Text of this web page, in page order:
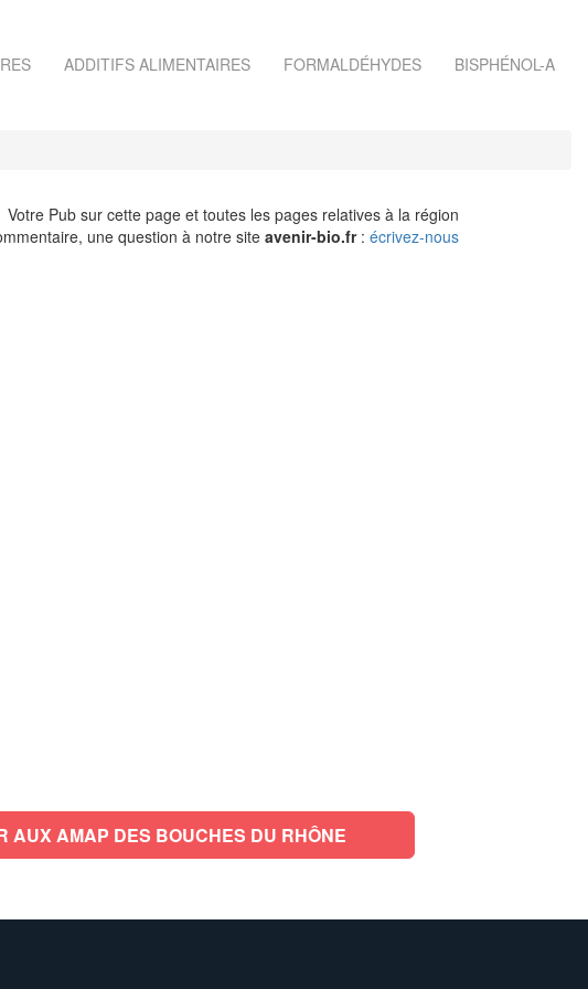
ADDITIFS ALIMENTAIRES FORMALDÉHYDES BISPHÉNOL-A
Votre Pub sur cette page et toutes les pages relatives à la région
une question à notre siteavenir-bio.fr: écrivez-nous
AUX AMAP DES BOUCHES DU RHÔNE